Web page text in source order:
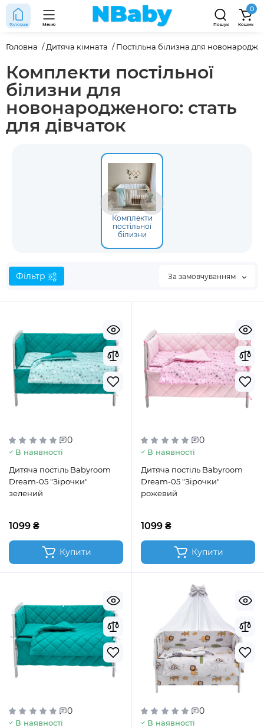
Головна Меню Пошук
0
Кошик
Головна Дитяча кімната Постільна білизна для
Комплекти постільної
білизни для
новонародженого: стать
для дівчаток
Комплекти
постільної
білизни
Фільтр За замовчуванням
0
В наявності
Дитяча постіль Babyroom
Dream-05 "Зірочки"
зелений
1099 ₴
Купити
0
В наявності
Дитяча постіль Babyroom
Dream-05 "Зірочки"
рожевий
1099 ₴
Купити
0
В наявності
0
В наявності